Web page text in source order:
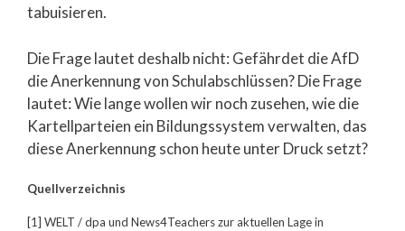
tabuisieren.
Die Frage lautet deshalb nicht: Gefährdet die AfD
die Anerkennung von Schulabschlüssen? Die Frage
lautet: Wie lange wollen wir noch zusehen, wie die
Kartellparteien ein Bildungssystem verwalten, das
diese Anerkennung schon heute unter Druck setzt?
Quellverzeichnis
[1] WELT / dpa und News4Teachers zur aktuellen Lage in